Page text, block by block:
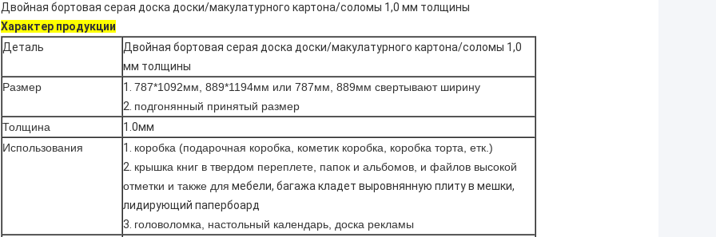
Двойная бортовая серая доска доски/макулатурного картона/соломы 1,0 мм толщины
Характер продукции
Деталь
Двойная бортовая серая доска доски/макулатурного картона/соломы 1,0
мм толщины
Размер
1. 787*1092мм, 889*1194мм или 787мм, 889мм свертывают ширину
2. подгонянный принятый размер
Толщина
1.0мм
Использования
1. коробка (подарочная коробка, кометик коробка, коробка торта, етк.)
2. крышка книг в твердом переплете, папок и альбомов, и файлов высокой
отметки и также для мебели, багажа кладет выровнянную плиту в мешки,
лидирующий папербоард
3. головоломка, настольный календарь, доска рекламы